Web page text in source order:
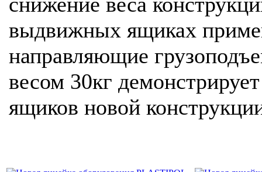
выдвижных ящиках
направляющие
весом 30кг
ящиков новой